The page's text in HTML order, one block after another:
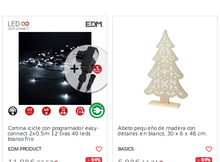
Cortina icicle con programador easy-
connect 2x0,5m 12 tiras 40 leds
blanco frío
EDM PRODUCT
- 64%
Abeto pequeño de madera con
detalles en blanco, 30 x 6 x 48 cm.
BASICS
- 64%